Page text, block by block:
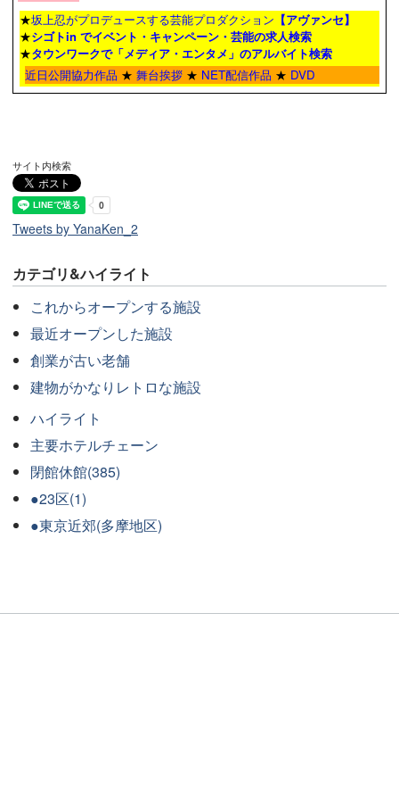
★坂上忍がプロデュースする芸能プロダクション 【アヴァンセ】
★シゴトin でイベント・キャンペーン・芸能の求人検索
★タウンワークで「メディア・エンタメ」のアルバイト検索
近日公開協力作品 ★ 舞台挨拶 ★ NET配信作品 ★ DVD
サイト内検索
Tweets by YanaKen_2
カテゴリ&ハイライト
これからオープンする施設
最近オープンした施設
創業が古い老舗
建物がかなりレトロな施設
ハイライト
主要ホテルチェーン
閉館休館(385)
●23区(1)
●東京近郊(多摩地区)